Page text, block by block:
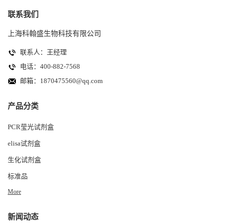
联系我们
上海科翰盛生物科技有限公司
联系人：王经理
电话：400-882-7568
邮箱： 1870475560@qq.com
产品分类
PCR莹光试剂盒
elisa试剂盒
生化试剂盒
标准品
More
新闻动态